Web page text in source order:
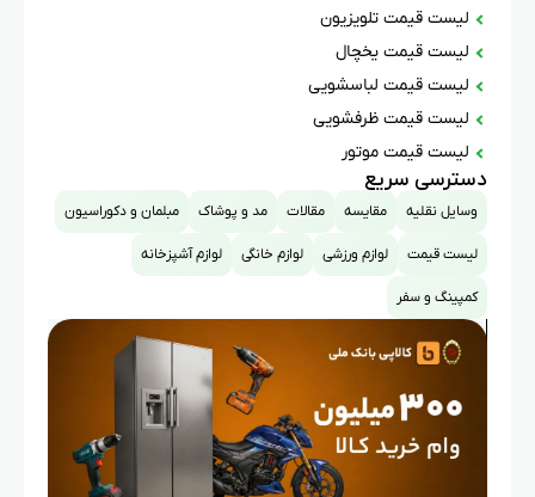
لیست قیمت تلویزیون
لیست قیمت یخچال
لیست قیمت لباسشویی
لیست قیمت ظرفشویی
لیست قیمت موتور
دسترسی سریع
وسایل نقلیه مقایسه مقالات مد و پوشاک مبلمان و دکوراسیون
لیست قیمت لوازم ورزشی لوازم خانگی لوازم آشپزخانه
کمپینگ و سفر